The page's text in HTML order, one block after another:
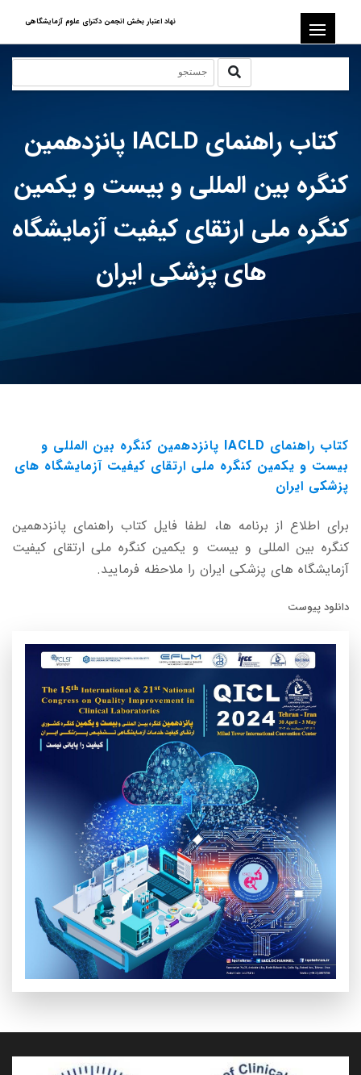
نهاد اعتبار بخش انجمن دکترای علوم آزمایشگاهی
کتاب راهنمای IACLD پانزدهمین
کنگره بین المللی و بیست و یکمین
کنگره ملی ارتقای کیفیت آزمایشگاه
های پزشکی ایران
کتاب راهنمای IACLD پانزدهمین کنگره بین المللی و
بیست و یکمین کنگره ملی ارتقای کیفیت آزمایشگاه های
پزشکی ایران
برای اطلاع از برنامه ها، لطفا فایل کتاب راهنمای پانزدهمین
کنگره بین المللی و بیست و یکمین کنگره ملی ارتقای کیفیت
آزمایشگاه های پزشکی ایران را ملاحظه فرمایید.
دانلود پیوست